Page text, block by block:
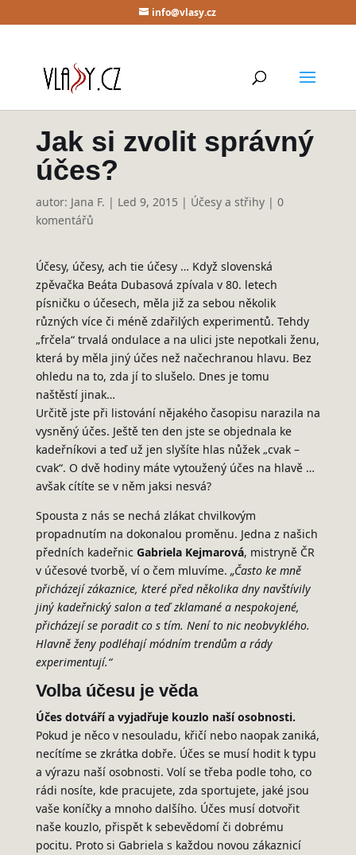
info@vlasy.cz
Jak si zvolit správný
účes?
autor: Jana F. | Led 9, 2015 | Účesy a střihy| 0
komentářů
Účesy, účesy, ach tie účesy … Když slovenská
zpěvačka Beáta Dubasová zpívala v 80. letech
písničku o účesech, měla již za sebou několik
různých více či méně zdařilých experimentů. Tehdy
„frčela“ trvalá ondulace a na ulici jste nepotkali ženu,
která by měla jiný účes než načechranou hlavu. Bez
ohledu na to, zda jí to slušelo. Dnes je tomu
naštěstí jinak…
Určitě jste při listování nějakého časopisu narazila na
vysněný účes. Ještě ten den jste se objednala ke
kadeřníkovi a teď už jen slyšíte hlas nůžek „cvak –
cvak“. O dvě hodiny máte vytoužený účes na hlavě …
avšak cítíte se v něm jaksi nesvá?
Spousta z nás se nechá zlákat chvilkovým
propadnutím na dokonalou proměnu. Jedna z našich
předních kadeřnic Gabriela Kejmarová, mistryně ČR
v účesové tvorbě, ví o čem mluvíme. „Často ke mně
přicházejí zákaznice, které před několika dny navštívily
jiný kadeřnický salon a teď zklamané a nespokojené,
přicházejí se poradit co s tím. Není to nic neobvyklého.
Hlavně ženy podléhají módním trendům a rády
experimentují.“
Volba účesu je věda
Účes dotváří a vyjadřuje kouzlo naší osobnosti.
Pokud je něco v nesouladu, křičí nebo naopak zaniká,
necítíme se zkrátka dobře. Účes se musí hodit k typu
a výrazu naší osobnosti. Volí se třeba podle toho, co
rádi nosíte, kde pracujete, zda sportujete, jaké jsou
vaše koníčky a mnoho dalšího. Účes musí dotvořit
naše kouzlo, přispět k sebevědomí či dobrému
pocitu. Proto si Gabriela s každou novou zákaznicí